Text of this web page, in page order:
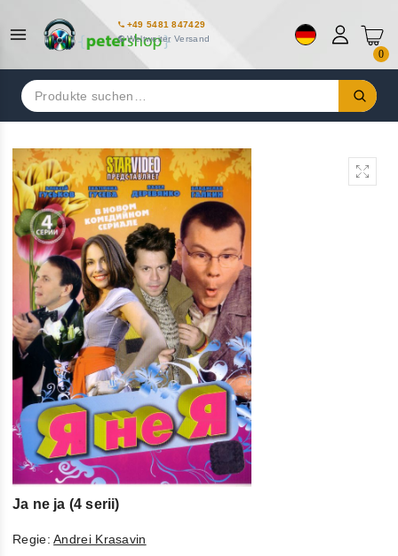
+49 5481 847429
Weltweiter Versand
0
Suchen
nach:
Ja ne ja (4 serii)
Regie:Andrei Krasavin